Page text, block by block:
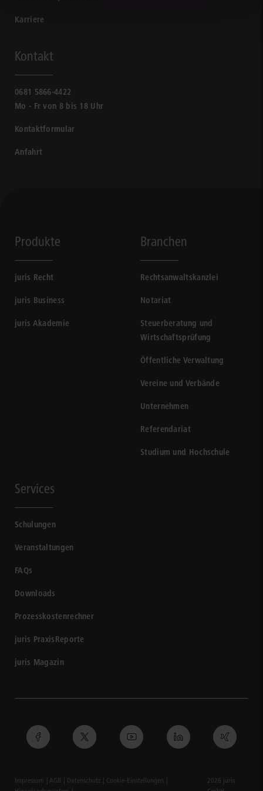
Karriere
Kontakt
0681 5866-4422
Mo - Fr von 8 bis 18 Uhr
Kontaktformular
Anfahrt
Produkte
juris Recht
juris Business
juris Akademie
Branchen
Rechtsanwaltskanzlei
Notariat
Steuerberatung und
Wirtschaftsprüfung
Öffentliche Verwaltung
Vereine und Verbände
Unternehmen
Referendariat
Studium und Hochschule
Services
Schulungen
Veranstaltungen
FAQs
Downloads
Prozesskostenrechner
juris PraxisReporte
juris Magazin
Impressum AGB Datenschutz
Cookie-Einstellungen
2026 juris